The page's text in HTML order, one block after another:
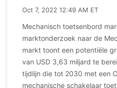
Oct 7, 2022 12:49 AM ET
Mechanisch toetsenbord
marktonderzoek naar de
markt toont een potentiële
van USD 3,63 miljard te
tijdlijn die tot 2030 met een
mechanische schakelaar